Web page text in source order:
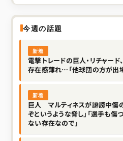
今週の話題
新着
電撃トレードの巨人・リチャード
存在感薄れ…「他球団の方が出
新着
巨人 マルティネスが誹謗中傷
ぞというような脅し」「選手も傷
ない存在なので」